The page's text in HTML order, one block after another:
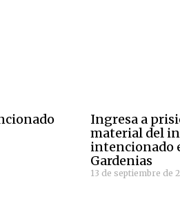
Ingresa a
material del
intencionado
Gardenias
13 de septiembre de